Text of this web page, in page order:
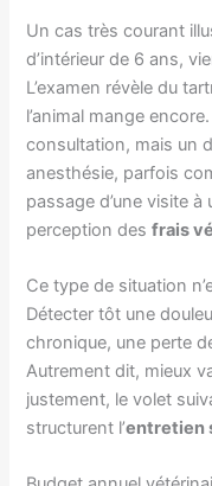
Un cas très courant
d’intérieur de 6 ans,
L’examen révèle du
l’animal mange
consultation, mais un
anesthésie, parfois
passage d’une visite
perception desfrais
Ce type de situation
Détecter tôt une
chronique, une perte
Autrement dit, mieux
justement, le volet
structurent l’entretien